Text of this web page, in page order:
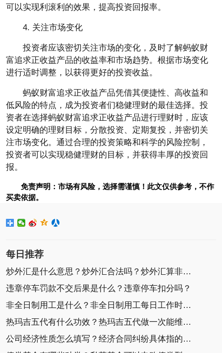
可以实现利滚利的效果，提高投资回报率。
4. 关注市场变化
投资者应该密切关注市场的变化，及时了解蚂蚁财
富追求正收益产品的收益率和市场趋势。根据市场变化
进行适时调整，以获得更好的投资收益。
蚂蚁财富追求正收益产品凭借其便捷性、高收益和
低风险的特点，成为投资者们稳健理财的最佳选择。投
资者在选择蚂蚁财富追求正收益产品进行理财时，应该
设定明确的理财目标，分散投资、定期复投，并密切关
注市场变化。通过合理的投资策略和科学的风险控制，
投资者可以实现稳健理财的目标，并获得丰厚的投资回
报。
免责声明：市场有风险，选择需谨慎！此文仅供参考，不作
买卖依据。
每日推荐
炒外汇是什么意思？炒外汇合法吗？炒外汇算非法集
违章停车罚款不交后果是什么？违章停车扣分吗？
非全日制用工是什么？非全日制用工每日工作时间不
热玛吉五代有什么功效？热玛吉五代做一次能维持多
公司经济性质怎么填写？经济合同纠纷具体指的是什